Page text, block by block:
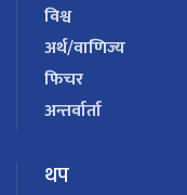
विश्व
अर्थ/वाणिज्य
फिचर
अन्तर्वार्ता
थप